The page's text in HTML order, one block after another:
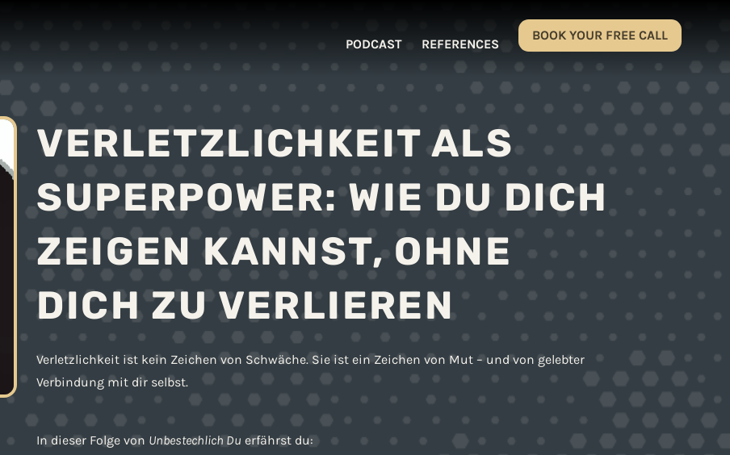
PODCAST REFERENCES
BOOK YOUR FREE CALL
VERLETZLICHKEIT ALS
SUPERPOWER: WIE DU DICH
ZEIGEN KANNST, OHNE
DICH ZU VERLIEREN
Verletzlichkeit ist kein Zeichen von Schwäche. Sie ist ein Zeichen von Mut – und von gelebter
Verbindung mit dir selbst.
In dieser Folge von Unbestechlich Du erfährst du: